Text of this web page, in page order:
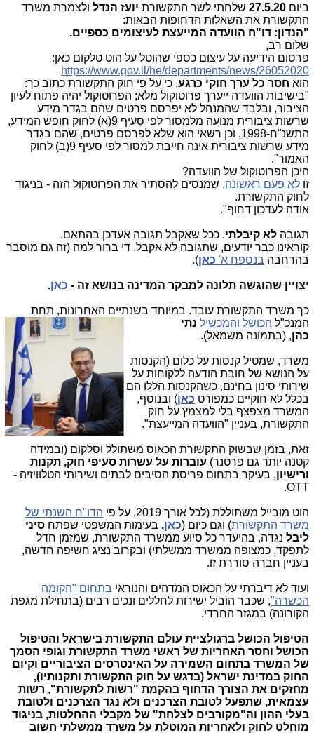
ביום 27.5.20 שלחתי לשר התקשורת יועז הנדל ולצמרת משרד
התקשורת את השאלות הדחופות הבאות:
"הנדון: דו"ח הוועדה המייעצת לעיצומים כספיים.
שלום רב,
פרסום הידיעה על עיצום כספי שהוטל על הוט טלקום כאן:
https://www.gov.il/he/departments/news/26052020
הוא חסר כל ערך חוקי כרגע, כי על פי חוק התקשורת כתוב כך:
"בישיבות הוועדה ייערך פרוטוקול מלא; הפרוטוקול יהיה פתוח לעיון
הציבור, ובלבד שהמנהל לא יפרסם פרטים שהם בגדר מידע
שרשות ציבורית מנועה מלמסור לפי סעיף 9(א) לחוק חופש המידע,
התשנ"ח-1998, וכן רשאי הוא שלא לפרסם פרטים, שהם בגדר
מידע שרשות ציבורית אינה חייבת למסור לפי סעיף 9(ב) לחוק
האמור".
היכן הפרוטוקול של הוועדה?
זו לא פעם ראשונה, שמנסים להסתיר את הפרוטוקול הזה - בניגוד
לחוק התקשורת.
אודה לעדכון דחוף".
תגובה לא קיבלתי. ככל שאקבל תגובה אעדכן בהתאם.
קוראינו כבר יודעים, שתגובה לא אקבל. די ברור למה (זה גם מוסבר
בהרחבה בנספח א' כאן).
יצויין שהוגשה תלונה למבקר המדינה בנושא זה - כאן.
כך משרד התקשורת עובד. במיוחד בשנתיים האחרונות, תחת
המנכ"ל הכושל והמכשיל נתי
כהן, (בתמונה משמאל).
משרד, שמטיל קנסות על כלום (הקנסות
על הנושא של חובת הודעה ללקוחות על
שירותי סינון בחינם, כשהקנסות הללו הם
בכלל לא חוקיים כמפורט כאן) ובנוסף,
המשרד מצפצף בלי למצמץ על חוק
התקשורת, בעניין "הוועדה המייעצת".
זאת, בזמן שבשוק התקשורת הכאוס משתולל וסלקום (ובמידה
קטנה יותר גם פרטנר) עוברות על עשרות סעיפי חוק, תקנות
ורישיון, בעיקר בתחום פריסת הסיבים לבתים ושירותי הטלוויזיה -
OTT.
הוט מובייל משתוללת (לכל אורך 2019, על פי
הדו"ח השנתי של
משרד התקשורת) וגם כיום (כאן, בעימות המשפטי שפתח סיני
ליבל נגדה, בהיעדר כל סיוע ממשרד התקשורת, שמזמן חדל
לתפקד, כמצופה ממשרד ממשלתי) ובקרוב נציג חשיפה חדשה,
בעניין חברה סוררת זו.
ועוד לא דיברתי על הכאוס המדהים והנוראי בתחום "הקומה
הכשרה", שכבר הוביל ישירות לחללים ונכים רבים (בתחילת מגפת
הקורונה) במגזר החרדי.
הטיפול הכושל ברגולציית עולם התקשורת בישראל והטיפול
הכושל וחסר האחריות של ראשי משרד התקשורת וגופי הסמך
של המשרד בתחום השמירה על האינטרסים הציבוריים וקיום
החוק במדינת ישראל (בדגש על חוק התקשורת ותקנותיו),
מחזקים את הצורך הדחוף בהקמת "רשות לתקשורת", רשות
עצמאית, שתפעל לטובת הצרכנים ולא נגד הצרכנים ולטובת
בעלי ההון וה"מקורבים לצלחת" של מקבלי ההחלטות, בניגוד
מוחלט לחוק ולאחריות המוטלת על משרד ממשלתי חשוב